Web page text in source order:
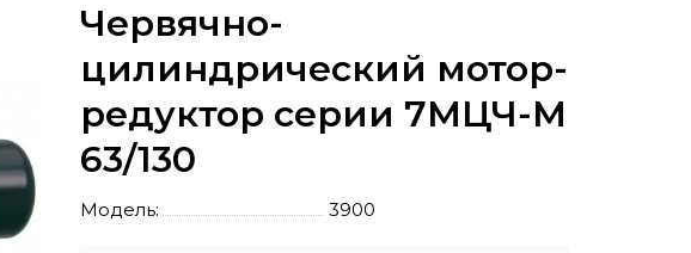
Червячно-
цилиндрический мотор-
редуктор серии 7МЦЧ-М
63/130
Модель: 3900